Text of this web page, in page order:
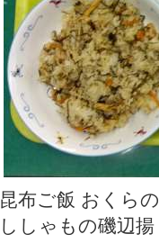
昆布ご飯 おくら
ししゃもの磯辺